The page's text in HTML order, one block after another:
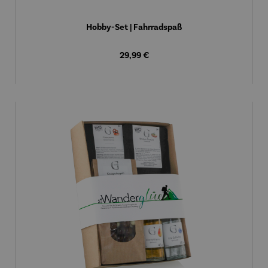
Hobby-Set | Fahrradspaß
Regulärer Preis:
29,99 €